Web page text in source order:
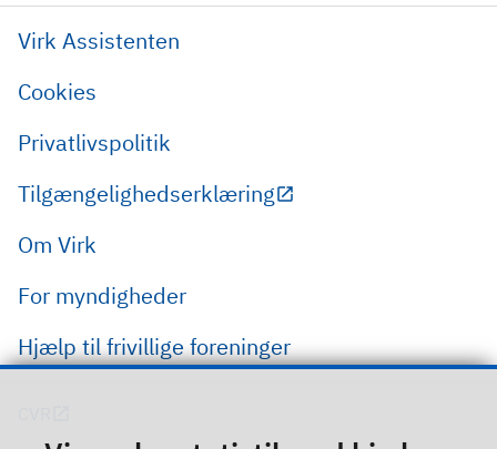
Virk Assistenten
Cookies
Privatlivspolitik
Tilgængelighedserklæring
Om Virk
For myndigheder
Hjælp til frivillige foreninger